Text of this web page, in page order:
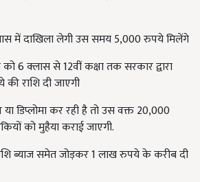
में दाखिला लेगी उस समय 5,000 रुपये मिलेंगे
6 क्लास से 12वीं कक्षा तक सरकार द्वारा
राशि दी जाएगी
डिप्लोमा कर रही है तो उस वक्त 20,000
को मुहैया कराई जाएगी.
ब्याज समेत जोड़कर 1 लाख रुपये के करीब दी